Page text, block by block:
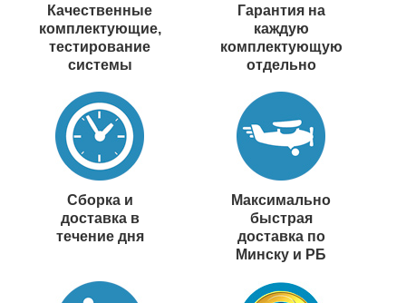
Качественные
комплектующие,
тестирование
системы
Гарантия на
каждую
комплектующую
отдельно
Сборка и
доставка в
течение дня
Максимально
быстрая
доставка по
Минску и РБ